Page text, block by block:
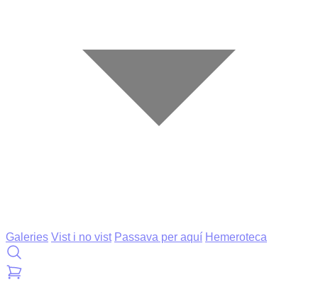
Galeries Vist i no vist Passava per aquí Hemeroteca